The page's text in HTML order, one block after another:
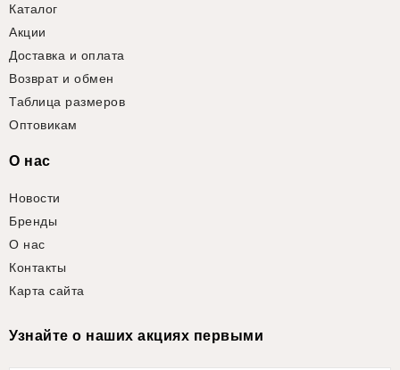
Каталог
Акции
Доставка и оплата
Возврат и обмен
Таблица размеров
Оптовикам
О нас
Новости
Бренды
О нас
Контакты
Карта сайта
Узнайте о наших акциях первыми